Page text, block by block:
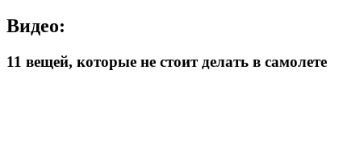
Видео:
11 вещей, которые не стоит делать в самолете